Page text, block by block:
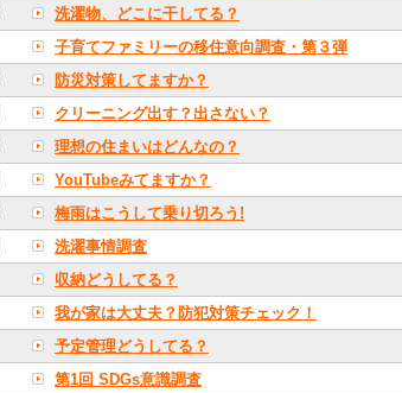
洗濯物、どこに干してる？
子育てファミリーの移住意向調査・第３弾
防災対策してますか？
クリーニング出す？出さない？
理想の住まいはどんなの？
YouTubeみてますか？
梅雨はこうして乗り切ろう!
洗濯事情調査
収納どうしてる？
我が家は大丈夫？防犯対策チェック！
予定管理どうしてる？
第1回 SDGs意識調査